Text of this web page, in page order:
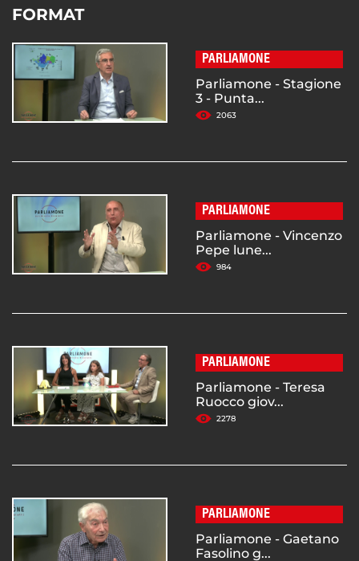
FORMAT
PARLIAMONE
Parliamone - Stagione
3 - Punta...
2063
PARLIAMONE
Parliamone - Vincenzo
Pepe lune...
984
PARLIAMONE
Parliamone - Teresa
Ruocco giov...
2278
PARLIAMONE
Parliamone - Gaetano
Fasolino g...